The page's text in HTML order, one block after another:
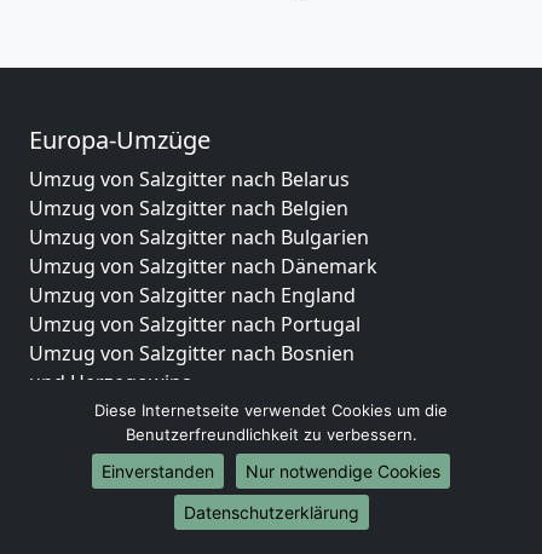
Europa-Umzüge
Umzug von Salzgitter nach Belarus
Umzug von Salzgitter nach Belgien
Umzug von Salzgitter nach Bulgarien
Umzug von Salzgitter nach Dänemark
Umzug von Salzgitter nach England
Umzug von Salzgitter nach Portugal
Umzug von Salzgitter nach Bosnien
und Herzegowina
Umzug von Salzgitter nach Irland
Umzug von Salzgitter nach Lettland
Umzug von Salzgitter nach Zypern
Umzug von Salzgitter nach Kroatien
Umzug von Salzgitter nach Estland
Diese Internetseite verwendet Cookies um die
Benutzerfreundlichkeit zu verbessern.
Einverstanden
Nur notwendige Cookies
Datenschutzerklärung